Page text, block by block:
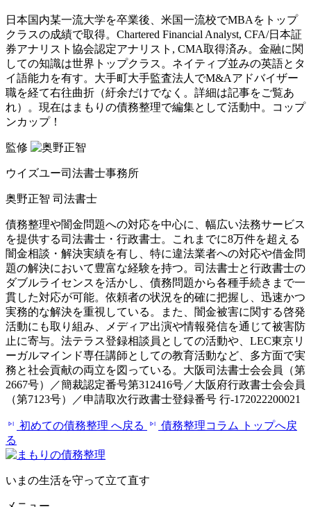
日本国内某一流大学を卒業後、米国一流校でMBAをトップ
クラスの成績で取得。Chartered Financial Analyst, CFA/日本証
券アナリスト協会認定アナリスト, CMA取得済み。金融に関
しての知識は世界トップクラス。ネイティブ並みの英語とタ
イ語能力を有す。大手町大手監査法人でM&Aアドバイザー
職を経て右往曲折（紆余だけでなく。詳細は記事をご覧あ
れ）。現在はまもりの債務整理で編集として活動中。コップ
ンカップ！
監修
ウイズユー司法書士事務所
奥野正智 司法書士
債務整理や闇金問題への対応を中心に、幅広い法務サービス
を提供する司法書士・行政書士。これまでに8万件を超える
闇金相談・解決実績を有し、特に違法業者への対応や借金問
題の解決において豊富な経験を持つ。司法書士と行政書士の
ダブルライセンスを活かし、債務問題から各種手続きまで一
貫した対応が可能。依頼者の状況を的確に把握し、迅速かつ
実務的な解決を重視している。また、闇金被害に関する啓発
活動にも取り組み、メディア出演や情報発信を通じて被害防
止に寄与。法テラス登録相談員としての活動や、LEC東京リ
ーガルマインド専任講師としての教育活動など、多方面で実
務と社会貢献の両立を図っている。大阪司法書士会会員（第
2667号）／簡裁認定番号第312416号／大阪府行政書士会会員
（第7123号）／申請取次行政書士登録番号 行-172022200021
初めての債務整理 へ戻る
債務整理コラム トップへ戻
る
いまの生活を守って立て直す